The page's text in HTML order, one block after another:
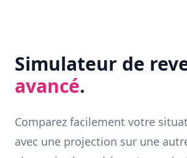
Simulateur de
avancé.
Comparez facilement votre
avec une projection sur une